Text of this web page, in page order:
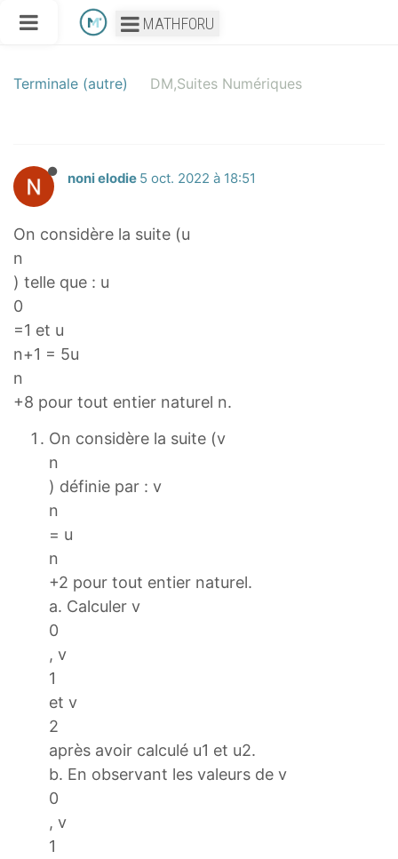
MATHFORU
Terminale (autre) DM,Suites Numériques
noni elodie 5 oct. 2022 à 18:51
On considère la suite (u
n
) telle que : u
0
=1 et u
n+1 = 5u
n
+8 pour tout entier naturel n.
On considère la suite (v
n
) définie par : v
n
= u
n
+2 pour tout entier naturel.
a. Calculer v
0
, v
1
et v
2
après avoir calculé u1 et u2.
b. En observant les valeurs de v
0
, v
1